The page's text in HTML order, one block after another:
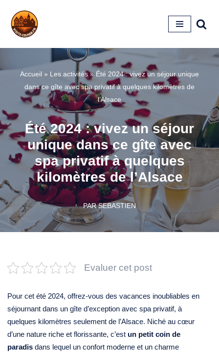
Aller
Accueil » Les activités» Été 2024 : vivez un séjour unique
dans ce gîte avec spa privatif à quelques kilomètres de
l’Alsace
Été 2024 : vivez un séjour
unique dans ce gîte avec
spa privatif à quelques
kilomètres de l’Alsace
PARSEBASTIEN
Evaluer cet post
Pour cet été 2024, offrez-vous des vacances inoubliables en
séjournant dans un gîte d’exception avec spa privatif, à
quelques kilomètres seulement de l’Alsace. Niché au cœur
d’une nature riche et florissante, c’est un petit coin de
paradis dans lequel un confort moderne et un charme